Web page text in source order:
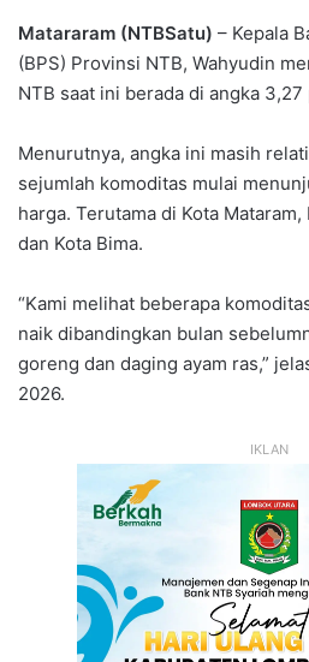
Matararam (NTBSatu) – Kepala
(BPS) Provinsi NTB, Wahyudin
NTB saat ini berada di angka 3,27
Menurutnya, angka ini masih
sejumlah komoditas mulai
harga. Terutama di Kota
dan Kota Bima.
“Kami melihat beberapa
naik dibandingkan bulan
goreng dan daging ayam ras,”
2026.
IKLAN